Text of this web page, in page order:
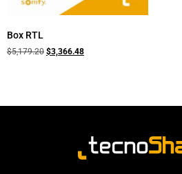
Box RTL
$5,179.20 $3,366.48